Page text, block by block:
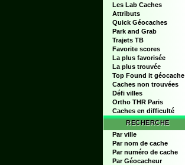
Les Lab Caches
Attributs
Quick Géocaches
Park and Grab
Trajets TB
Favorite scores
La plus favorisée
La plus trouvée
Top Found it géocache
Caches non trouvées
Défi villes
Ortho THR Paris
Caches en difficulté
RECHERCHE
Par ville
Par nom de cache
Par numéro de cache
Par Géocacheur